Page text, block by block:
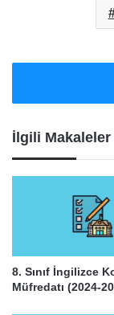
İlgili Makaleler
8. Sınıf İngilizce
Müfredatı (2024-